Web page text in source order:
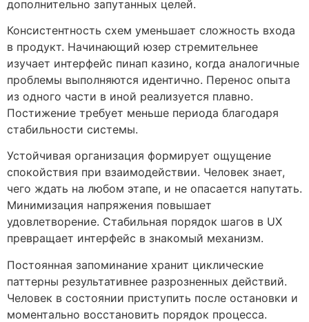
дополнительно запутанных целей.
Консистентность схем уменьшает сложность входа
в продукт. Начинающий юзер стремительнее
изучает интерфейс пинап казино, когда аналогичные
проблемы выполняются идентично. Перенос опыта
из одного части в иной реализуется плавно.
Постижение требует меньше периода благодаря
стабильности системы.
Устойчивая организация формирует ощущение
спокойствия при взаимодействии. Человек знает,
чего ждать на любом этапе, и не опасается напутать.
Минимизация напряжения повышает
удовлетворение. Стабильная порядок шагов в UX
превращает интерфейс в знакомый механизм.
Постоянная запоминание хранит циклические
паттерны результативнее разрозненных действий.
Человек в состоянии приступить после остановки и
моментально восстановить порядок процесса.